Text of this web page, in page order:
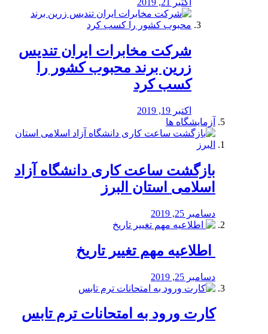
اکتبر 21, 2019
شرکت مخابرات ایران تندیس
زرین برند محبوب کشور را
کسب کرد
اکتبر 19, 2019
آزمایشگاه ها
بازگشت ساعت کاری دانشگاه آزاد
اسلامی استان البرز
دسامبر 25, 2019
️ اطلاعیه مهم تغییر تاریخ
دسامبر 25, 2019
کارت ورود به امتحانات ترم تابس